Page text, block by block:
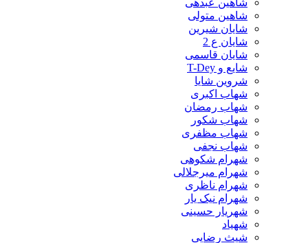
شاهین عبدهی
شاهین متولی
شایان شیرین
شایان ع 2
شایان قاسمی
شایع و T-Dey
شروین شایا
شهاب اکبری
شهاب رمضان
شهاب شکور
شهاب مظفری
شهاب نجفی
شهرام شکوهی
شهرام میرجلالی
شهرام ناظری
شهرام نیک یار
شهریار حسینی
شهیاد
شیث رضایی